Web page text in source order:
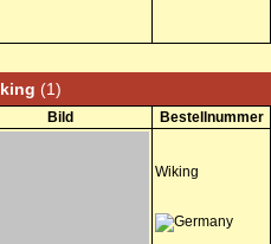
(1)
Bild Bestellnummer
Wiking